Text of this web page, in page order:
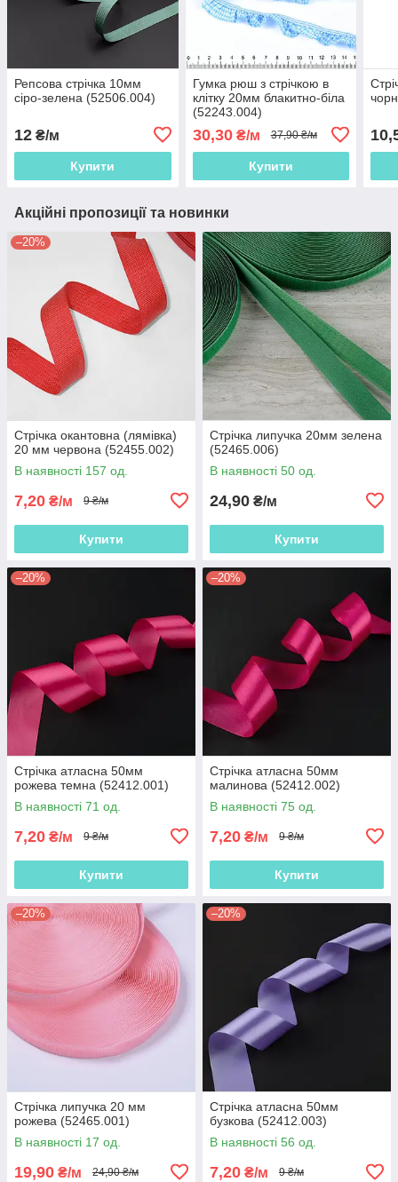
Репсова стрічка 10мм
сіро-зелена (52506.004)
12 ₴/м
Купити
Гумка рюш з стрічкою в
клітку 20мм блакитно-біла
(52243.004)
30,30₴/м 37,90 ₴/м
Купити
Акційні пропозиції та новинки
–20%
Стрічка окантовна (лямівка)
20 мм червона (52455.002)
В наявності 157 од.
7,20 ₴/м 9 ₴/м
Купити
Стрічка липучка 20мм зелена
(52465.006)
В наявності 50 од.
24,90 ₴/м
Купити
–20%
Стрічка атласна 50мм
рожева темна (52412.001)
В наявності 71 од.
7,20 ₴/м 9 ₴/м
Купити
–20%
Стрічка атласна 50мм
малинова (52412.002)
В наявності 75 од.
7,20 ₴/м 9 ₴/м
Купити
–20%
Стрічка липучка 20 мм
рожева (52465.001)
В наявності 17 од.
19,90 ₴/м 24,90 ₴/м
–20%
Стрічка атласна 50мм
бузкова (52412.003)
В наявності 56 од.
7,20 ₴/м 9 ₴/м